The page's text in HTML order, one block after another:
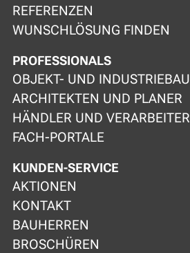
REFERENZEN
WUNSCHLÖSUNG FINDEN
PROFESSIONALS
OBJEKT- UND INDUSTRIEBAU
ARCHITEKTEN UND PLANER
HÄNDLER UND VERARBEITER
FACH-PORTALE
KUNDEN-SERVICE
AKTIONEN
KONTAKT
BAUHERREN
BROSCHÜREN